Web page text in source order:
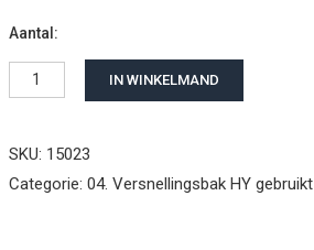
Aantal:
Schakel patroon plaat HY aantal
IN WINKELMAND
SKU: 15023
Categorie: 04. Versnellingsbak HY gebruikt